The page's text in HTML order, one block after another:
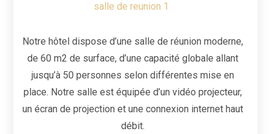
salle de conference
Dispositions de la salle
salle de reunion 1
salle de meeting1
salle de conference
Dispositions de la salle
Notre hôtel dispose d’une salle de réunion moderne,
de 60 m2 de surface, d’une capacité globale allant
jusqu’à 50 personnes selon différentes mise en
place. Notre salle est équipée d’un vidéo projecteur,
un écran de projection et une connexion internet haut
débit.